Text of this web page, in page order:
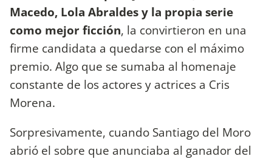
Macedo, Lola Abraldes y la propia serie
como mejor ficción, la convirtieron en una
firme candidata a quedarse con el máximo
premio. Algo que se sumaba al homenaje
constante de los actores y actrices a Cris
Morena.
Sorpresivamente, cuando Santiago del Moro
abrió el sobre que anunciaba al ganador del